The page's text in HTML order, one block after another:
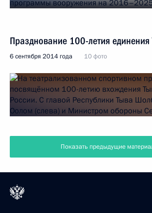
Празднование 100-летия
6 сентября 2014 года 10 фото
Показать предыдущие